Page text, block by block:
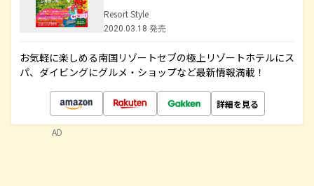
Resort Style
2020.03.18 発売
お気軽に楽しめる南国リゾートセブの極上リゾートホテルにス
パ、ダイビングにグルメ・ショップなど最新情報満載！
詳細を見る
AD